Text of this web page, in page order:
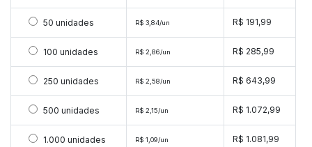
Selecionar 50 unidades
50 unidades R$ 3,84/un R$ 191,99
Selecionar 100 unidades
100 unidades R$ 2,86/un R$ 285,99
Selecionar 250 unidades
250 unidades R$ 2,58/un R$ 643,99
Selecionar 500 unidades
500 unidades R$ 2,15/un R$ 1.072,99
Selecionar 1000 unidades
1.000 unidades R$ 1,09/un R$ 1.081,99